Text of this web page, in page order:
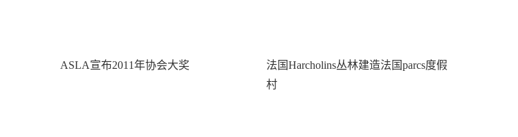
ASLA宣布2011年协会大奖
法国Harcholins丛林建造法国parcs度假
村